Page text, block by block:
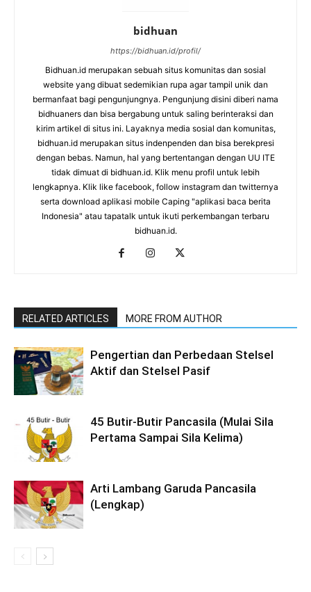
bidhuan
https://bidhuan.id/profil/
Bidhuan.id merupakan sebuah situs komunitas dan sosial
website yang dibuat sedemikian rupa agar tampil unik dan
bermanfaat bagi pengunjungnya. Pengunjung disini diberi nama
bidhuaners dan bisa bergabung untuk saling berinteraksi dan
kirim artikel di situs ini. Layaknya media sosial dan komunitas,
bidhuan.id merupakan situs indenpenden dan bisa berekpresi
dengan bebas. Namun, hal yang bertentangan dengan UU ITE
tidak dimuat di bidhuan.id. Klik menu profil untuk lebih
lengkapnya. Klik like facebook, follow instagram dan twitternya
serta download aplikasi mobile Caping "aplikasi baca berita
Indonesia" atau tapatalk untuk ikuti perkembangan terbaru
bidhuan.id.
RELATED ARTICLES MORE FROM AUTHOR
Pengertian dan Perbedaan Stelsel
Aktif dan Stelsel Pasif
45 Butir-Butir Pancasila (Mulai Sila
Pertama Sampai Sila Kelima)
Arti Lambang Garuda Pancasila
(Lengkap)